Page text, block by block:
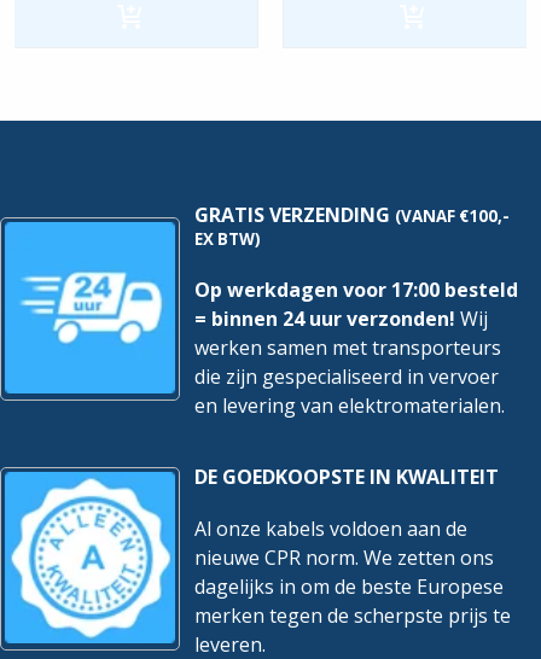
3
GRATIS VERZENDING (VANAF €100,-
EX BTW)
Op werkdagen voor 17:00 besteld
= binnen 24 uur verzonden! Wij
werken samen met transporteurs
die zijn gespecialiseerd in vervoer
en levering van elektromaterialen.
DE GOEDKOOPSTE IN KWALITEIT
Al onze kabels voldoen aan de
nieuwe CPR norm. We zetten ons
dagelijks in om de beste Europese
merken tegen de scherpste prijs te
leveren.